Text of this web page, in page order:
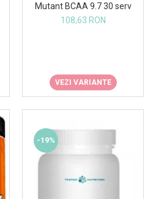
Mutant BCAA 9.7 30 serv
108,63 RON
VEZI VARIANTE
-19%